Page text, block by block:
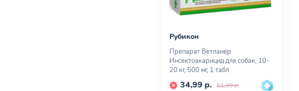
Рубикон
Препарат Ветланер
Инсектоакарицид для собак, 10-
20 кг, 500 мг, 1 табл
34,99 р. 51,99 р.